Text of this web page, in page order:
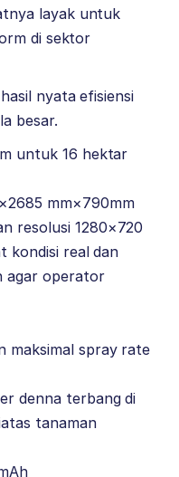
layak untuk
di sektor
nyata efisiensi
besar.
untuk 16 hektar
mm×790mm
resolusi 1280×720
kondisi real dan
agar operator
maksimal spray rate
denna terbang di
tanaman